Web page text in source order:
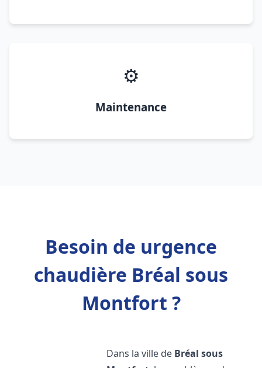
⚙️
Maintenance
Besoin de urgence
chaudière Bréal sous
Montfort ?
Dans la ville de Bréal sous